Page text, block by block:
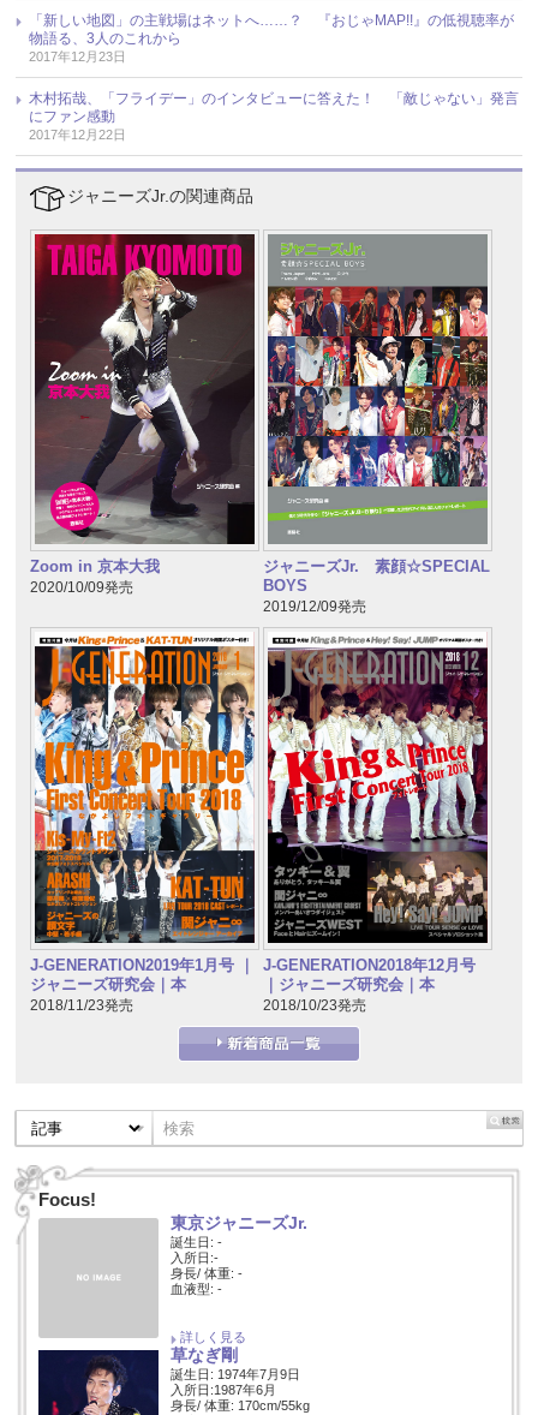
「新しい地図」の主戦場はネットへ……？ 『おじゃMAP!!』の低視聴率が
物語る、3人のこれから
2017年12月23日
木村拓哉、「フライデー」のインタビューに答えた！ 「敵じゃない」発言
にファン感動
2017年12月22日
ジャニーズJr.の関連商品
Zoom in 京本大我
2020/10/09発売
ジャニーズJr. 素顔☆SPECIAL
BOYS
2019/12/09発売
J-GENERATION2019年1月号 ｜
ジャニーズ研究会｜本
2018/11/23発売
J-GENERATION2018年12月号
｜ジャニーズ研究会｜本
2018/10/23発売
Focus!
東京ジャニーズJr.
誕生日: -
入所日:-
身長/ 体重: -
血液型: -
詳しく見る
草なぎ剛
誕生日: 1974年7月9日
入所日:1987年6月
身長/ 体重: 170cm/55kg